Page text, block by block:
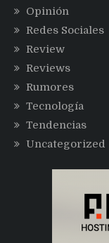
Opinión
Redes Sociales
Review
Reviews
Rumores
Tecnología
Tendencias
Uncategorized